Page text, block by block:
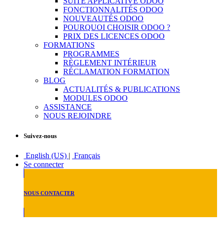
FONCTIONNALITÉS ODOO
NOUVEAUTÉS ODOO
POURQUOI CHOISIR ODOO ?
PRIX DES LICENCES ODOO
FORMATIONS
PROGRAMMES
RÈGLEMENT INTÉRIEUR
RÉCLAMATION FORMATION
BLOG
ACTUALITÉS & PUBLICATIONS
MODULES ODOO
ASSISTANCE
NOUS REJOINDRE
Suivez-nous
English (US) | Français
Se connecter
NOUS CONTACTER